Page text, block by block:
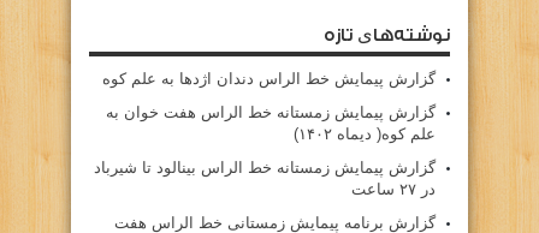
نوشته‌های تازه
گزارش پیمایش خط الراس دندان اژدها به علم کوه
گزارش پیمایش زمستانه خط الراس هفت خوان به
علم کوه( دیماه ۱۴۰۲)
گزارش پیمایش زمستانه خط الراس بینالود تا شیرباد
در ۲۷ ساعت
گزارش برنامه پیمایش زمستانی خط الراس هفت